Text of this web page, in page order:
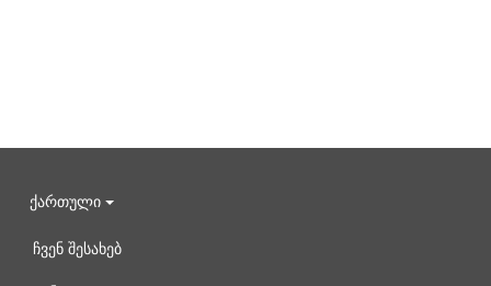
ქართული
ჩვენ შესახებ